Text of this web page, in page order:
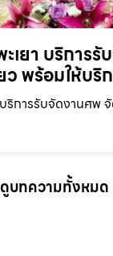
เยา บริการ
พร้อมให้บริ
ริการรับจัดงานศพ
ดูบทความทั้งหมด